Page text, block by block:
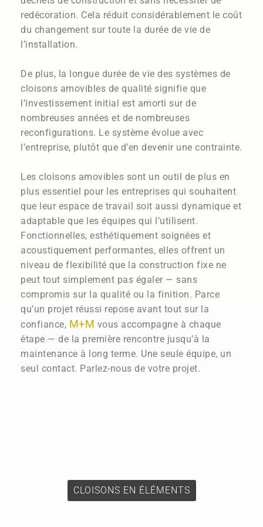
redécoration. Cela réduit considérablement le coût
du changement sur toute la durée de vie de
l’installation.
De plus, la longue durée de vie des systèmes de
cloisons amovibles de qualité signifie que
l’investissement initial est amorti sur de
nombreuses années et de nombreuses
reconfigurations. Le système évolue avec
l’entreprise, plutôt que d’en devenir une contrainte.
Les cloisons amovibles sont un outil de plus en
plus essentiel pour les entreprises qui souhaitent
que leur espace de travail soit aussi dynamique et
adaptable que les équipes qui l’utilisent.
Fonctionnelles, esthétiquement soignées et
acoustiquement performantes, elles offrent un
niveau de flexibilité que la construction fixe ne
peut tout simplement pas égaler — sans
compromis sur la qualité ou la finition. Parce
qu’un projet réussi repose avant tout sur la
confiance, M+M vous accompagne à chaque
étape — de la première rencontre jusqu’à la
maintenance à long terme. Une seule équipe, un
seul contact. Parlez-nous de votre projet.
CLOISONS EN ÉLÉMENTS